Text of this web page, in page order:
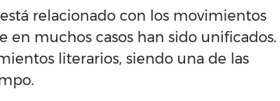
relacionado con los movimientos
en muchos casos han sido unificados.
literarios, siendo una de las